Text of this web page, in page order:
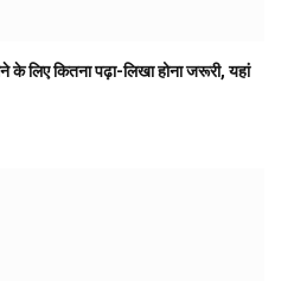
लिए कितना पढ़ा-लिखा होना जरूरी, यहां